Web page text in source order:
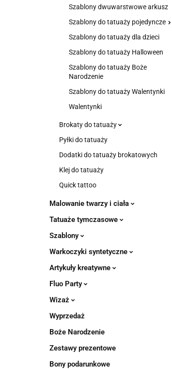
Szablony dwuwarstwowe arkusz
Szablony do tatuaży pojedyncze
Szablony do tatuaży dla dzieci
Szablony do tatuaży Halloween
Szablony do tatuaży Boże
Narodzenie
Szablony do tatuaży Walentynki
Walentynki
Brokaty do tatuaży
Pyłki do tatuaży
Dodatki do tatuaży brokatowych
Klej do tatuaży
Quick tattoo
Malowanie twarzy i ciała
Tatuaże tymczasowe
Szablony
Warkoczyki syntetyczne
Artykuły kreatywne
Fluo Party
Wizaż
Wyprzedaż
Boże Narodzenie
Zestawy prezentowe
Bony podarunkowe